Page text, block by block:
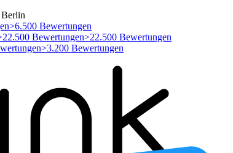
Berlin
>6.500 Bewertungen
>22.500 Bewertungen
>3.200 Bewertungen